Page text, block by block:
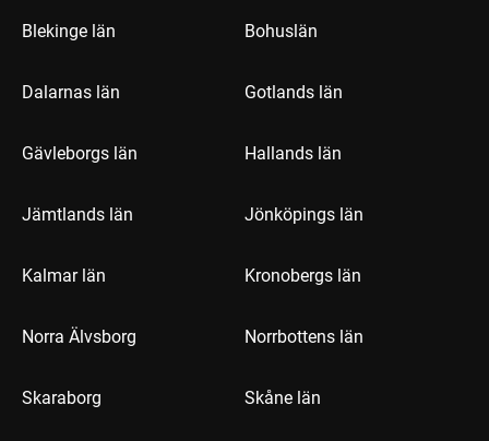
Blekinge län Bohuslän
Dalarnas län Gotlands län
Gävleborgs län Hallands län
Jämtlands län Jönköpings län
Kalmar län Kronobergs län
Norra Älvsborg Norrbottens län
Skaraborg Skåne län